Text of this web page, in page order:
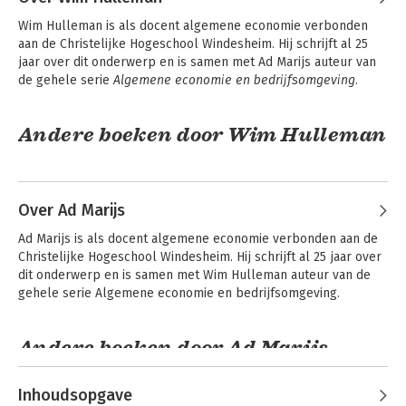
per hoofdstuk. Voor docenten is een docentenhandleiding
opgenomen en zijn PowerPoints te vinden met tabellen en
figuren per hoofdstuk.
Wim Hulleman is als docent algemene economie verbonden
aan de Christelijke Hogeschool Windesheim. Hij schrijft al 25
jaar over dit onderwerp en is samen met Ad Marijs auteur van
de gehele serie Algemene economie en bedrijfsomgeving.
Andere boeken door Wim Hulleman
Algemene
duurzame
Algemene
Over Ad Marijs
Ad Marijs is als docent algemene economie verbonden aan de
Christelijke Hogeschool Windesheim. Hij schrijft al 25 jaar over
dit onderwerp en is samen met Wim Hulleman auteur van de
gehele serie Algemene economie en bedrijfsomgeving.
Andere boeken door Ad Marijs
Inhoudsopgave